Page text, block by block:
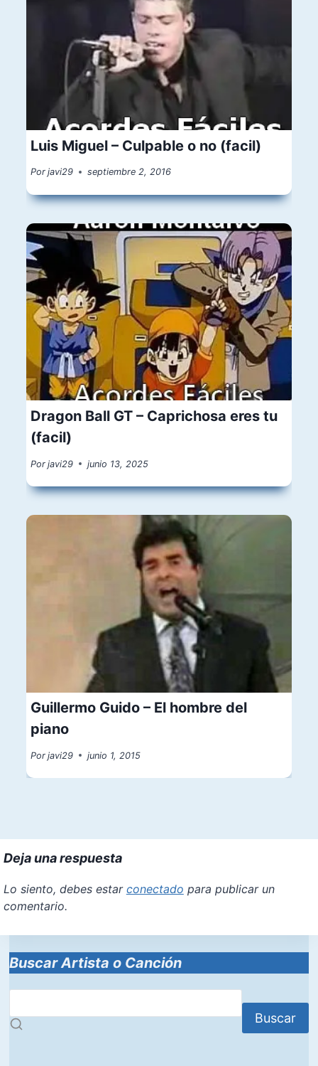
Luis Miguel – Culpable o no (facil)
Por javi29 septiembre 2, 2016
Dragon Ball GT – Caprichosa eres tu
(facil)
Por javi29 junio 13, 2025
Guillermo Guido – El hombre del
piano
Por javi29 junio 1, 2015
Deja una respuesta
Lo siento, debes estar conectado para publicar un
comentario.
Buscar Artista o Canción
Buscar